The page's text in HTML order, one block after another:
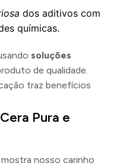
dos aditivos com
químicas.
soluções
de qualidade.
traz benefícios
Pura e
nosso carinho